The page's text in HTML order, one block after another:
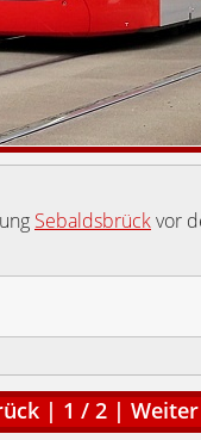
Sebaldsbrückvor
| 1 / 2 | Weiter